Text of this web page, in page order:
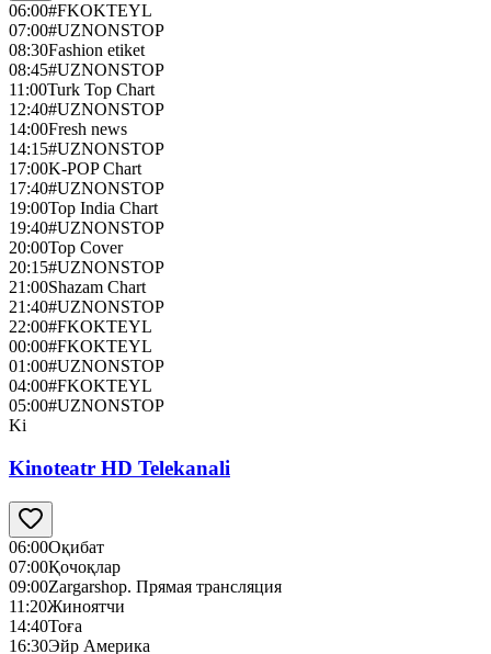
06:00#FKOKTEYL
07:00#UZNONSTOP
08:30Fashion etiket
08:45#UZNONSTOP
11:00Turk Top Chart
12:40#UZNONSTOP
14:00Fresh news
14:15#UZNONSTOP
17:00K-POP Chart
17:40#UZNONSTOP
19:00Top India Chart
19:40#UZNONSTOP
20:00Top Cover
20:15#UZNONSTOP
21:00Shazam Chart
21:40#UZNONSTOP
22:00#FKOKTEYL
00:00#FKOKTEYL
01:00#UZNONSTOP
04:00#FKOKTEYL
05:00#UZNONSTOP
Ki
Kinoteatr HD Telekanali
06:00Оқибат
07:00Қочоқлар
09:00Zargarshop. Прямая трансляция
11:20Жиноятчи
14:40Тоға
16:30Эйр Америка